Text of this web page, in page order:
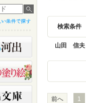
検索条件
山田 信夫
前へ 1